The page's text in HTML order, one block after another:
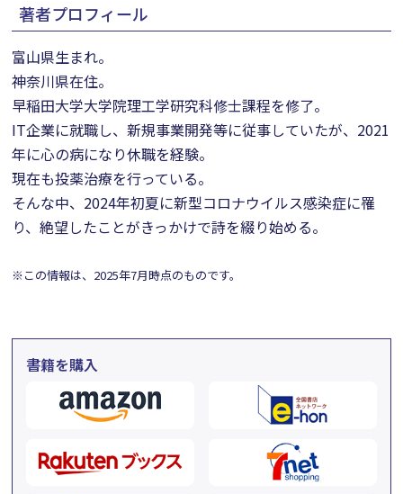
著者プロフィール
富山県生まれ。
神奈川県在住。
早稲田大学大学院理工学研究科修士課程を修了。
IT企業に就職し、新規事業開発等に従事していたが、2021
年に心の病になり休職を経験。
現在も投薬治療を行っている。
そんな中、2024年初夏に新型コロナウイルス感染症に罹
り、絶望したことがきっかけで詩を綴り始める。
※この情報は、2025年7月時点のものです。
書籍を購入